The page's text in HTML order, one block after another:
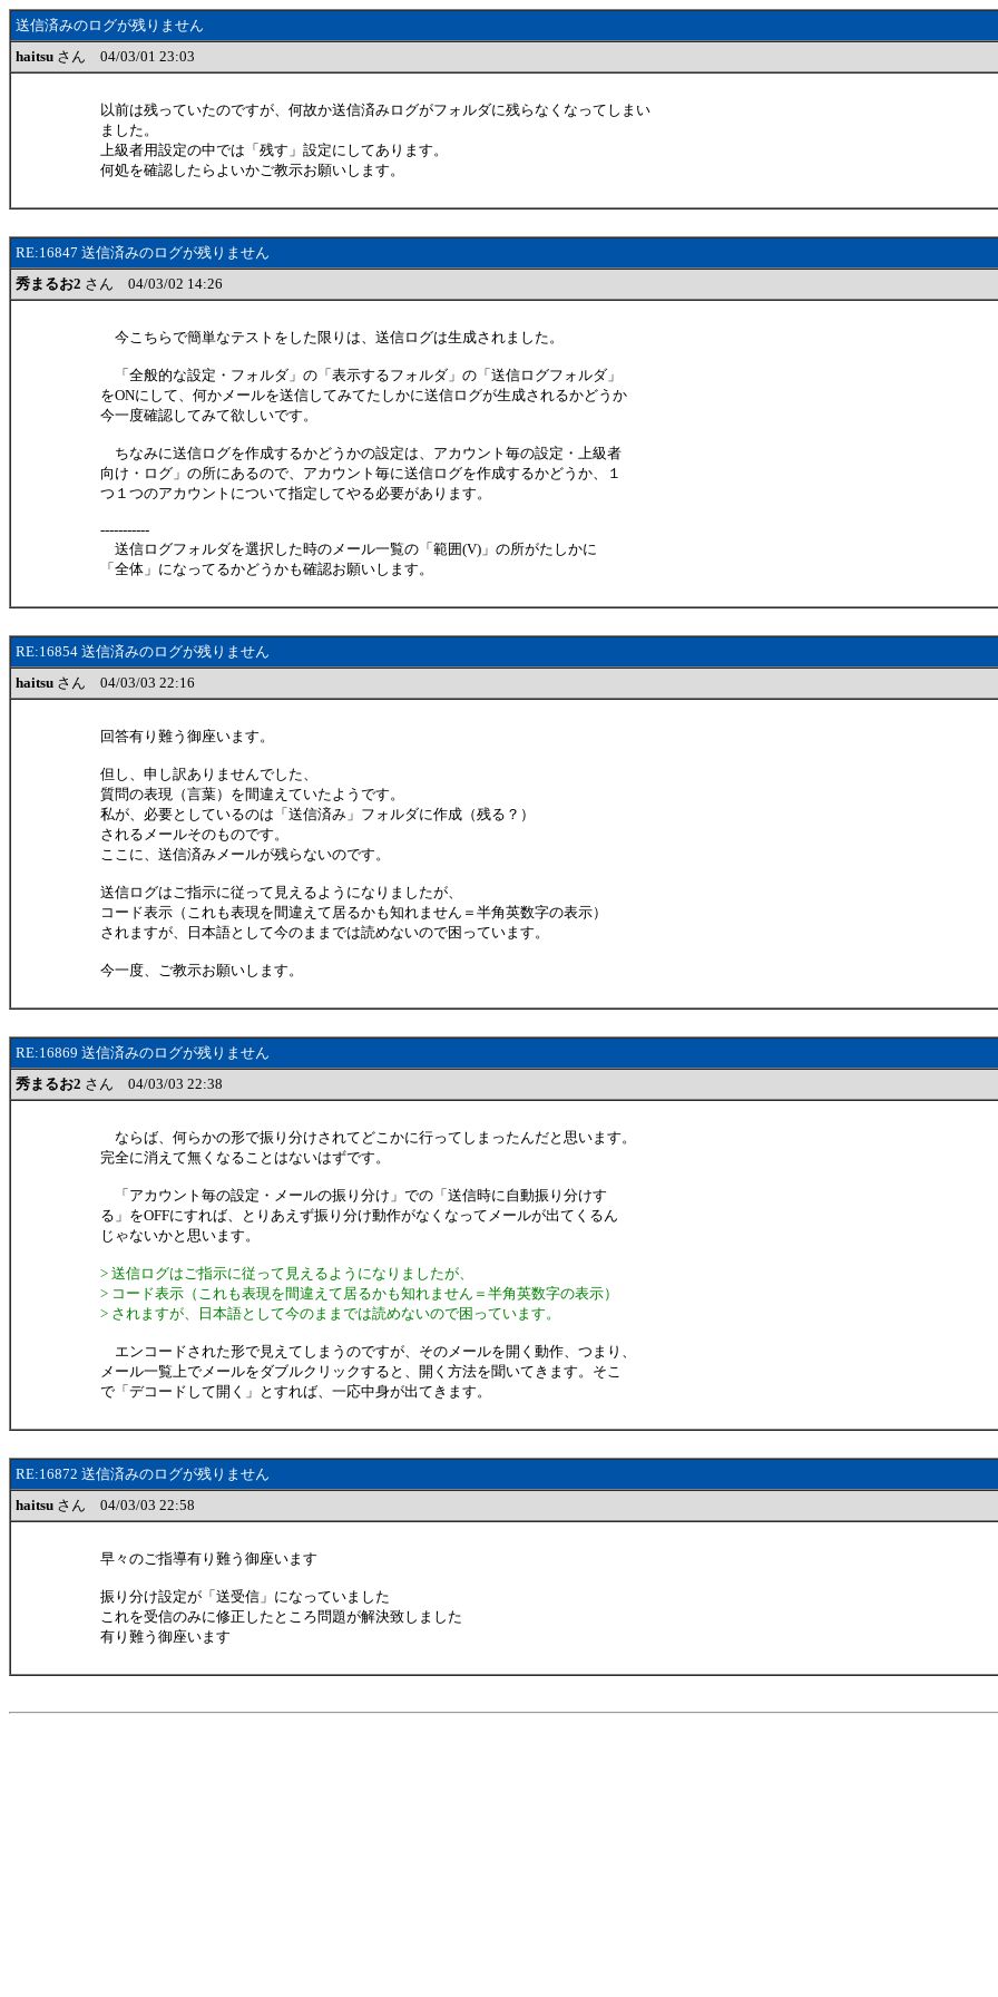
送信済みのログが残りません
haitsu さん 04/03/01 23:03
以前は残っていたのですが、何故か送信済みログがフォルダに残らなくなってしまい
ました。
上級者用設定の中では「残す」設定にしてあります。
何処を確認したらよいかご教示お願いします。
RE:16847 送信済みのログが残りません
秀まるお2 さん 04/03/02 14:26
今こちらで簡単なテストをした限りは、送信ログは生成されました。
「全般的な設定・フォルダ」の「表示するフォルダ」の「送信ログフォルダ」
をONにして、何かメールを送信してみてたしかに送信ログが生成されるかどうか
今一度確認してみて欲しいです。
ちなみに送信ログを作成するかどうかの設定は、アカウント毎の設定・上級者
向け・ログ」の所にあるので、アカウント毎に送信ログを作成するかどうか、１
つ１つのアカウントについて指定してやる必要があります。
-----------
送信ログフォルダを選択した時のメール一覧の「範囲(V)」の所がたしかに
「全体」になってるかどうかも確認お願いします。
RE:16854 送信済みのログが残りません
haitsu さん 04/03/03 22:16
回答有り難う御座います。
但し、申し訳ありませんでした、
質問の表現（言葉）を間違えていたようです。
私が、必要としているのは「送信済み」フォルダに作成（残る？）
されるメールそのものです。
ここに、送信済みメールが残らないのです。
送信ログはご指示に従って見えるようになりましたが、
コード表示（これも表現を間違えて居るかも知れません＝半角英数字の表示）
されますが、日本語として今のままでは読めないので困っています。
今一度、ご教示お願いします。
RE:16869 送信済みのログが残りません
秀まるお2 さん 04/03/03 22:38
ならば、何らかの形で振り分けされてどこかに行ってしまったんだと思います。
完全に消えて無くなることはないはずです。
「アカウント毎の設定・メールの振り分け」での「送信時に自動振り分けす
る」をOFFにすれば、とりあえず振り分け動作がなくなってメールが出てくるん
じゃないかと思います。
> 送信ログはご指示に従って見えるようになりましたが、
> コード表示（これも表現を間違えて居るかも知れません＝半角英数字の表示）
> されますが、日本語として今のままでは読めないので困っています。
エンコードされた形で見えてしまうのですが、そのメールを開く動作、つまり、
メール一覧上でメールをダブルクリックすると、開く方法を聞いてきます。そこ
で「デコードして開く」とすれば、一応中身が出てきます。
RE:16872 送信済みのログが残りません
haitsu さん 04/03/03 22:58
早々のご指導有り難う御座います
振り分け設定が「送受信」になっていました
これを受信のみに修正したところ問題が解決致しました
有り難う御座います